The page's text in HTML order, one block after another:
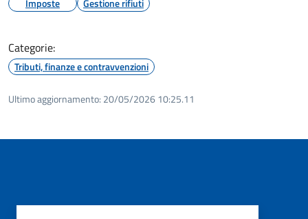
Categorie:
Tributi, finanze e contravvenzioni
Ultimo aggiornamento: 20/05/2026 10:25.11